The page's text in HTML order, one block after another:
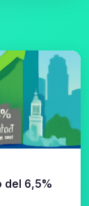
del 6,5%